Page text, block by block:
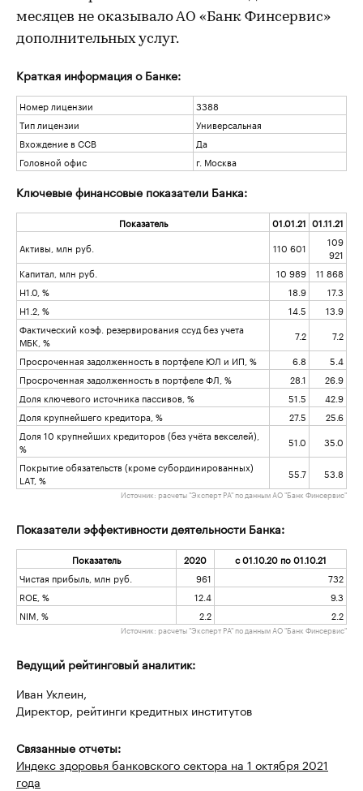
Краткая информация о Банке:
Номер лицензии
3388
Тип лицензии
Универсальная
Вхождение в ССВ
Да
Головной офис
г. Москва
Ключевые финансовые показатели Банка:
Показатель 01.01.21 01.11.21
Активы, млн руб.
110 601
109
921
Капитал, млн руб.
10 989
11 868
Н1.0, %
18.9
17.3
Н1.2, %
14.5
13.9
Фактический коэф. резервирования ссуд без учета
МБК, %
7.2
7.2
Просроченная задолженность в портфеле ЮЛ и ИП, %
6.8
5.4
Просроченная задолженность в портфеле ФЛ, %
28.1
26.9
Доля ключевого источника пассивов, %
51.5
42.9
Доля крупнейшего кредитора, %
27.5
25.6
Доля 10 крупнейших кредиторов (без учёта векселей),
%
51.0
35.0
Покрытие обязательств (кроме субординированных)
LAT, %
55.7 53.8
Источник: расчеты "Эксперт РА" по данным АО "Банк Финсервис"
Показатели эффективности деятельности Банка:
Показатель 2020
с 01.10.20 по 01.10.21
Чистая прибыль, млн руб.
961
732
ROE, %
12.4
9.3
NIM, %
2.2 2.2
Источник: расчеты "Эксперт РА" по данным АО "Банк Финсервис"
Ведущий рейтинговый аналитик:
Иван Уклеин,
Директор, рейтинги кредитных институтов
Связанные отчеты:
Индекс здоровья банковского сектора на 1 октября 2021
года
месяцев не оказывало АО «Банк Финсервис»
дополнительных услуг.